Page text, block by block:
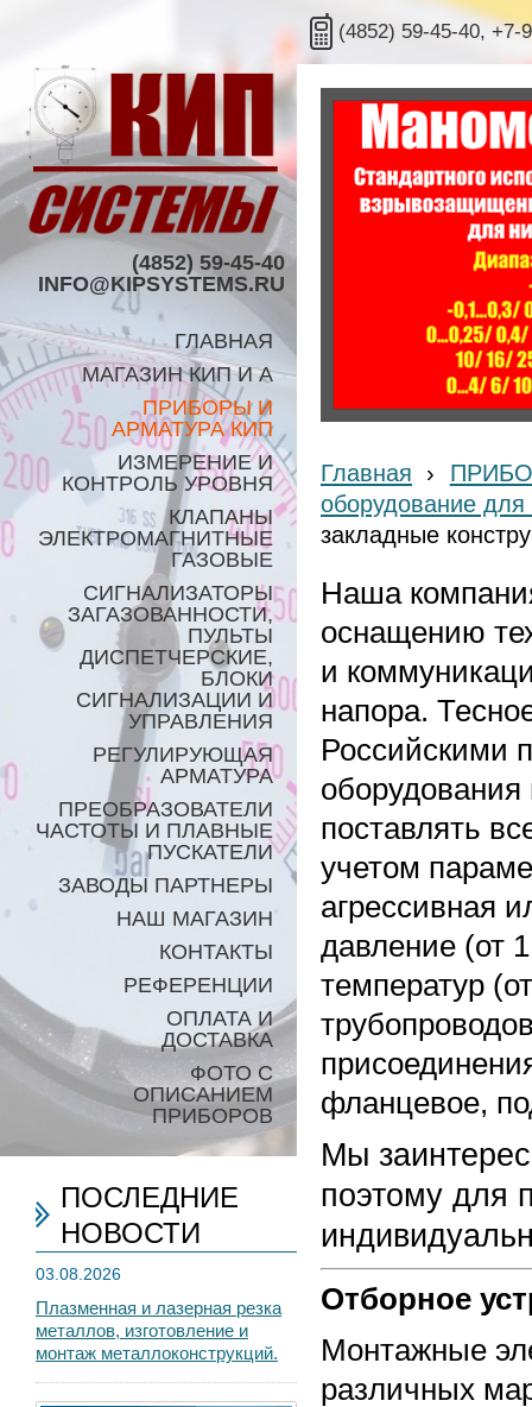
(4852) 59-45-40, +7-
(4852) 59-45-40
INFO@KIPSYSTEMS.RU
ГЛАВНАЯ
МАГАЗИН КИП И А
ПРИБОРЫ И
АРМАТУРА КИП
ИЗМЕРЕНИЕ И
КОНТРОЛЬ УРОВНЯ
КЛАПАНЫ
ЭЛЕКТРОМАГНИТНЫЕ
ГАЗОВЫЕ
СИГНАЛИЗАТОРЫ
ЗАГАЗОВАННОСТИ,
ПУЛЬТЫ
ДИСПЕТЧЕРСКИЕ,
БЛОКИ
СИГНАЛИЗАЦИИ И
УПРАВЛЕНИЯ
РЕГУЛИРУЮЩАЯ
АРМАТУРА
ПРЕОБРАЗОВАТЕЛИ
ЧАСТОТЫ И ПЛАВНЫЕ
ПУСКАТЕЛИ
ЗАВОДЫ ПАРТНЕРЫ
НАШ МАГАЗИН
КОНТАКТЫ
РЕФЕРЕНЦИИ
ОПЛАТА И
ДОСТАВКА
ФОТО С
ОПИСАНИЕМ
ПРИБОРОВ
ПОСЛЕДНИЕ
НОВОСТИ
03.08.2026
Плазменная и лазерная резка
металлов, изготовление и
монтаж металлоконструкций.
Главная ›
оборудование
закладные
Наша
оснащению
и
напора.
Российскими
поставлять
учетом
агрессивная
давление (от
температур
фланцевое,
Мы
поэтому для
Отборное
Монтажные
различных